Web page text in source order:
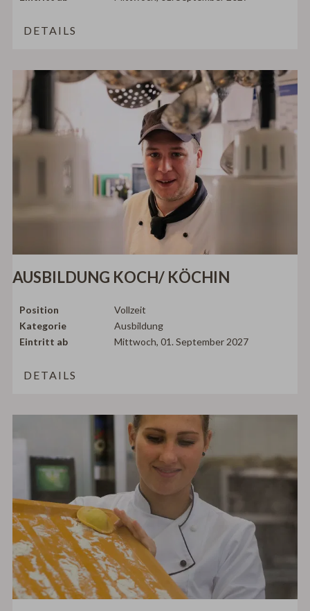
DETAILS
AUSBILDUNG KOCH/ KÖCHIN
Position
Vollzeit
Kategorie
Ausbildung
Eintritt ab
Mittwoch, 01. September 2027
DETAILS